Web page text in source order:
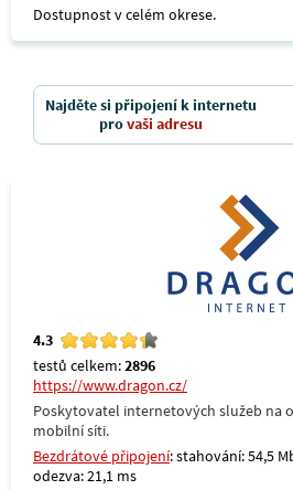
Dostupnost v celém okrese.
Najděte si připojení k internetu
provaši adresu
4.3
testů celkem:2896
https://www.dragon.cz/
Poskytovatel internetových služeb na
mobilní síti.
Bezdrátové připojení: stahování: 54,5
odezva: 21,1 ms